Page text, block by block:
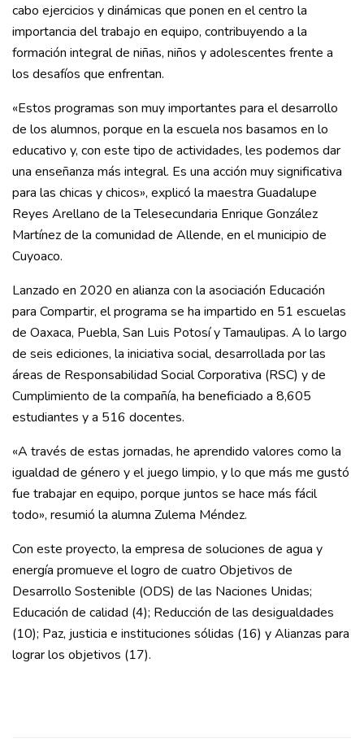
cabo ejercicios y dinámicas que ponen en el centro la
importancia del trabajo en equipo, contribuyendo a la
formación integral de niñas, niños y adolescentes frente a
los desafíos que enfrentan.
«Estos programas son muy importantes para el desarrollo
de los alumnos, porque en la escuela nos basamos en lo
educativo y, con este tipo de actividades, les podemos dar
una enseñanza más integral. Es una acción muy significativa
para las chicas y chicos», explicó la maestra Guadalupe
Reyes Arellano de la Telesecundaria Enrique González
Martínez de la comunidad de Allende, en el municipio de
Cuyoaco.
Lanzado en 2020 en alianza con la asociación Educación
para Compartir, el programa se ha impartido en 51 escuelas
de Oaxaca, Puebla, San Luis Potosí y Tamaulipas. A lo largo
de seis ediciones, la iniciativa social, desarrollada por las
áreas de Responsabilidad Social Corporativa (RSC) y de
Cumplimiento de la compañía, ha beneficiado a 8,605
estudiantes y a 516 docentes.
«A través de estas jornadas, he aprendido valores como la
igualdad de género y el juego limpio, y lo que más me gustó
fue trabajar en equipo, porque juntos se hace más fácil
todo», resumió la alumna Zulema Méndez.
Con este proyecto, la empresa de soluciones de agua y
energía promueve el logro de cuatro Objetivos de
Desarrollo Sostenible (ODS) de las Naciones Unidas;
Educación de calidad (4); Reducción de las desigualdades
(10); Paz, justicia e instituciones sólidas (16) y Alianzas para
lograr los objetivos (17).